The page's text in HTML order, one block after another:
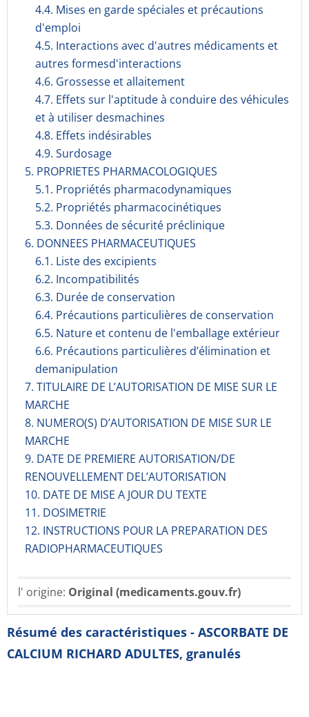
4.4. Mises en garde spéciales et précautions
d'emploi
4.5. Interactions avec d'autres médicaments et
autres formesd'interactions
4.6. Grossesse et allaitement
4.7. Effets sur l'aptitude à conduire des véhicules
et à utiliser desmachines
4.8. Effets indésirables
4.9. Surdosage
5. PROPRIETES PHARMACOLOGIQUES
5.1. Propriétés pharmacodynami­ques
5.2. Propriétés pharmacocinéti­ques
5.3. Données de sécurité préclinique
6. DONNEES PHARMACEUTIQUES
6.1. Liste des excipients
6.2. Incompati­bilités
6.3. Durée de conservation
6.4. Précautions particulières de conservation
6.5. Nature et contenu de l'emballage extérieur
6.6. Précautions particulières d’élimination et
demanipulation
7. TITULAIRE DE L’AUTORISATION DE MISE SUR LE
MARCHE
8. NUMERO(S) D’AUTORISATION DE MISE SUR LE
MARCHE
9. DATE DE PREMIERE AUTORISATION/DE
RENOUVELLEMENT DEL’AUTORISATION
10. DATE DE MISE A JOUR DU TEXTE
11. DOSIMETRIE
12. INSTRUCTIONS POUR LA PREPARATION DES
RADIOPHARMACE­UTIQUES
l' origine: Original (medicaments.gouv.fr)
Résumé des caractéristiques - ASCORBATE DE
CALCIUM RICHARD ADULTES, granulés